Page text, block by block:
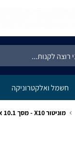
חשמל ואלקטרוניקה
מוניטור X10 - מסך 10.1 אינץ' - חברת EDAN